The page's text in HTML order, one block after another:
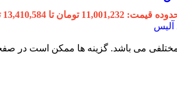
11,001,232 تومان تا 13,410,584 تومان
مختلفی می باشد. گزینه ها ممکن است در